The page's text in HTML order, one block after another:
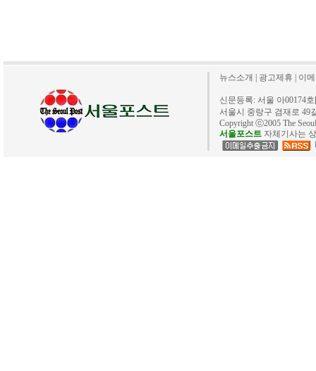
뉴스소개 광고제휴 이
신문등록: 서울 아00174
서울시 중랑구 겸재로 49
Copyright ⓒ2005 The
서울포스트 자체기사는